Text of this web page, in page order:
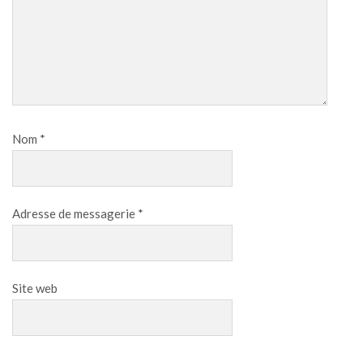
Nom *
Adresse de messagerie *
Site web